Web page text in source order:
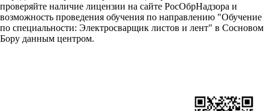
проверяйте наличие лицензии на сайте РосОбрНадзора и
возможность проведения обучения по направлению "Обучение
по специальности: Электросварщик листов и лент" в Сосновом
Бору данным центром.